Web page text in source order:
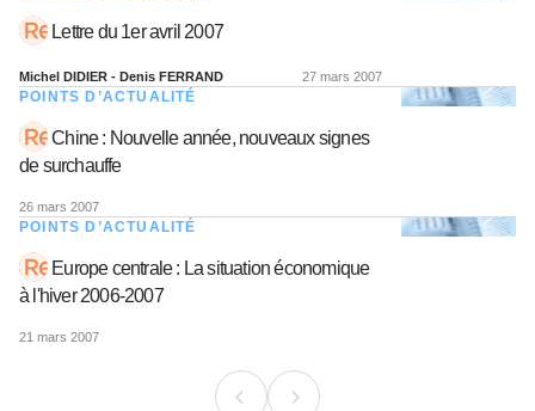
Lettre du 1er avril 2007
Michel DIDIER - Denis FERRAND 27 mars 2007
POINTS D’ACTUALITÉ
Chine : Nouvelle année, nouveaux signes
de surchauffe
26 mars 2007
POINTS D’ACTUALITÉ
Europe centrale : La situation économique
à l'hiver 2006-2007
21 mars 2007